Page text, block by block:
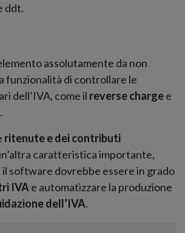
ddt.
assolutamente da non
funzionalità di controllare le
dell’IVA, come il reverse chargee
.
ritenute e dei contributi
caratteristica importante,
software dovrebbe essere in grado
IVA e automatizzare la produzione
dell’IVA.